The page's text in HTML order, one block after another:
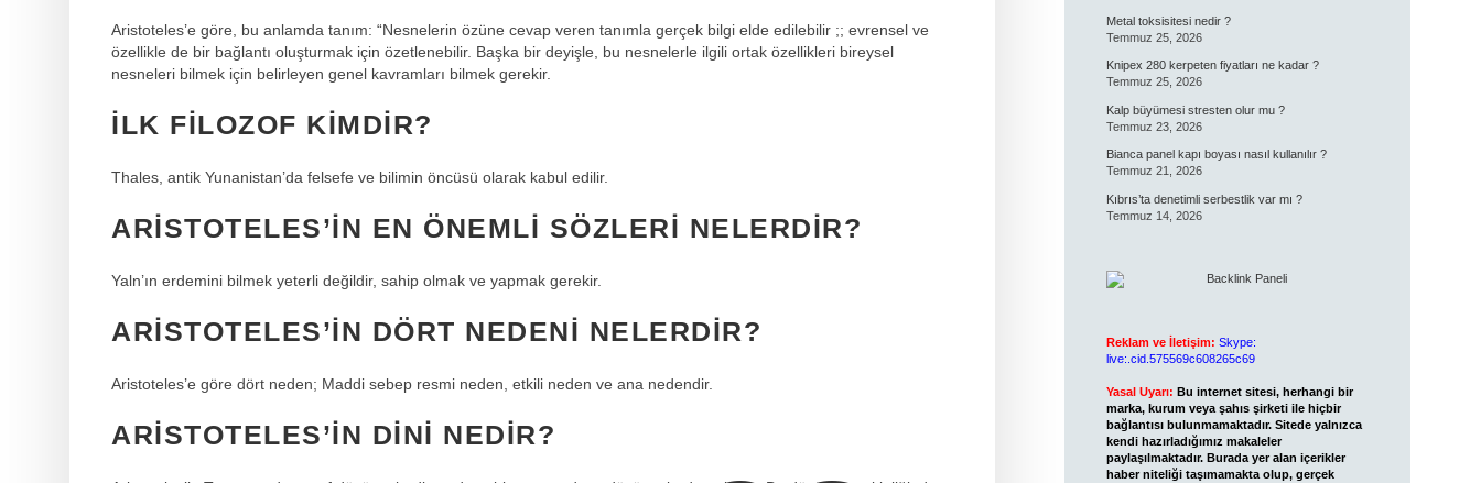
Aristoteles’e göre, bu anlamda tanım: “Nesnelerin özüne cevap veren tanımla gerçek bilgi elde edilebilir ;; evrensel ve
özellikle de bir bağlantı oluşturmak için özetlenebilir. Başka bir deyişle, bu nesnelerle ilgili ortak özellikleri bireysel
nesneleri bilmek için belirleyen genel kavramları bilmek gerekir.
İLK FILOZOF KIMDIR?
Thales, antik Yunanistan’da felsefe ve bilimin öncüsü olarak kabul edilir.
ARISTOTELES’IN EN ÖNEMLI SÖZLERI NELERDIR?
Yaln’ın erdemini bilmek yeterli değildir, sahip olmak ve yapmak gerekir.
ARISTOTELES’IN DÖRT NEDENI NELERDIR?
Aristoteles’e göre dört neden; Maddi sebep resmi neden, etkili neden ve ana nedendir.
ARISTOTELES’IN DINI NEDIR?
Metal toksisitesi nedir ?
Temmuz 25, 2026
Knipex 280 kerpeten fiyatları ne kadar ?
Temmuz 25, 2026
Kalp büyümesi stresten olur mu ?
Temmuz 23, 2026
Bianca panel kapı boyası nasıl kullanılır ?
Temmuz 21, 2026
Kıbrıs’ta denetimli serbestlik var mı ?
Temmuz 14, 2026
Reklam ve İletişim: Skype:
live:.cid.575569c608265c69
Yasal Uyarı: Bu internet sitesi, herhangi bir
marka, kurum veya şahıs şirketi ile hiçbir
bağlantısı bulunmamaktadır. Sitede yalnızca
kendi hazırladığımız makaleler
paylaşılmaktadır. Burada yer alan içerikler
haber niteliği taşımamakta olup, gerçek